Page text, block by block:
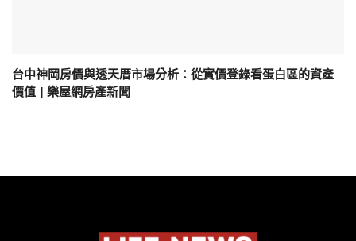
台中神岡房價與透天厝市場分析：從實價登錄看蛋白區的資產
價值 | 樂屋網房產新聞